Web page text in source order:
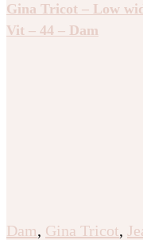
Gina Tricot – Low
Vit – 44 – Dam
Dam, Gina Tricot,